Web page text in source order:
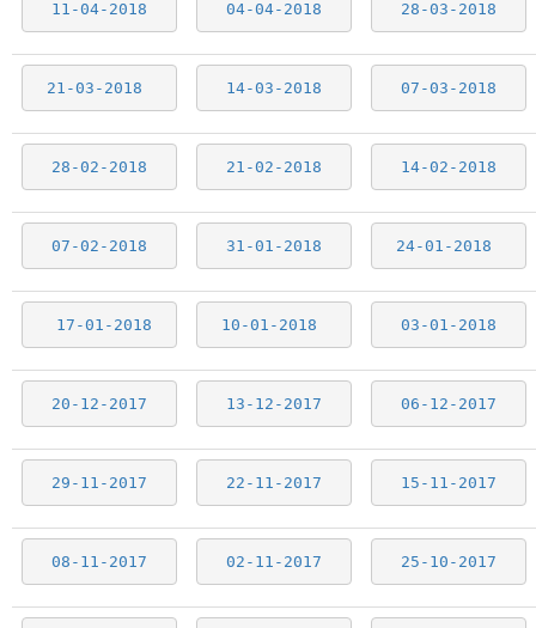
11-04-2018 04-04-2018 28-03-2018
21-03-2018 14-03-2018 07-03-2018
28-02-2018 21-02-2018 14-02-2018
07-02-2018 31-01-2018 24-01-2018
17-01-2018 10-01-2018 03-01-2018
20-12-2017 13-12-2017 06-12-2017
29-11-2017 22-11-2017 15-11-2017
08-11-2017 02-11-2017 25-10-2017